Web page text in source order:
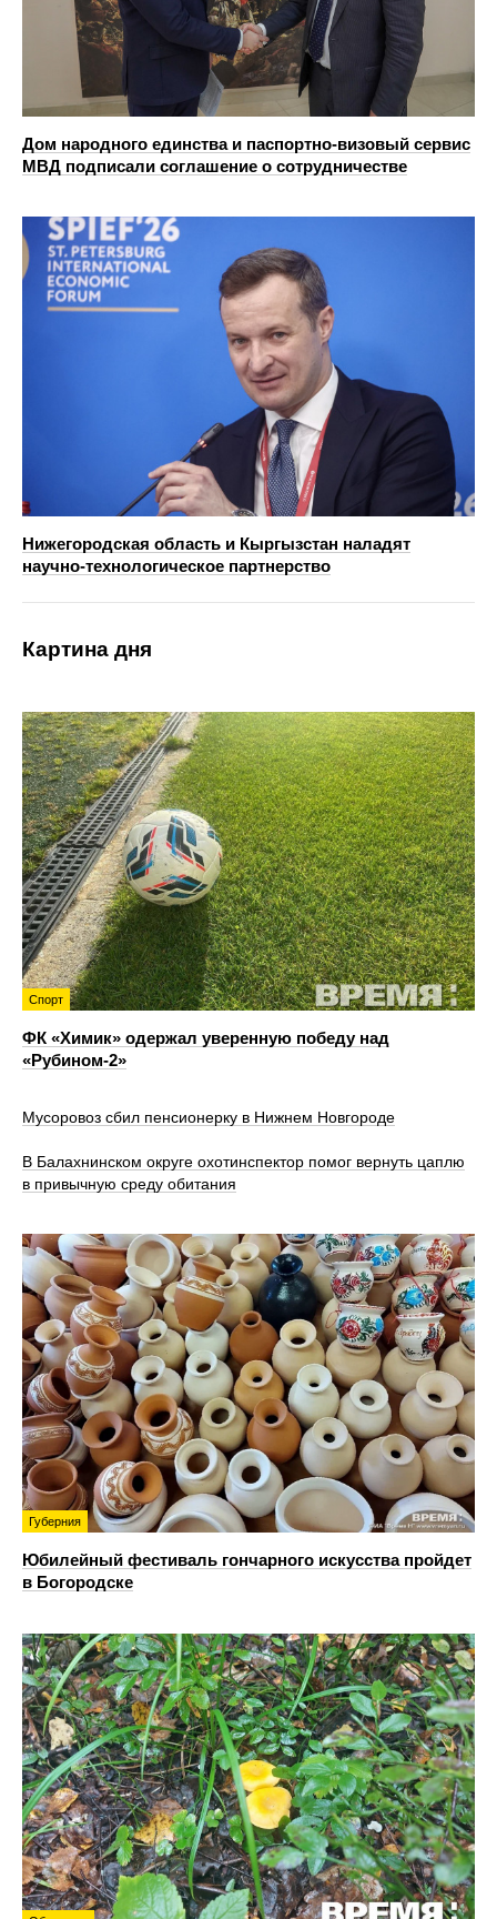
Дом народного единства и паспортно-визовый сервис
МВД подписали соглашение о сотрудничестве
Нижегородская область и Кыргызстан наладят
научно‑технологическое партнерство
Картина дня
Спорт
ФК «Химик» одержал уверенную победу над
«Рубином‑2»
Мусоровоз сбил пенсионерку в Нижнем Новгороде
В Балахнинском округе охотинспектор помог вернуть цаплю
в привычную среду обитания
Губерния
Юбилейный фестиваль гончарного искусства пройдет
в Богородске